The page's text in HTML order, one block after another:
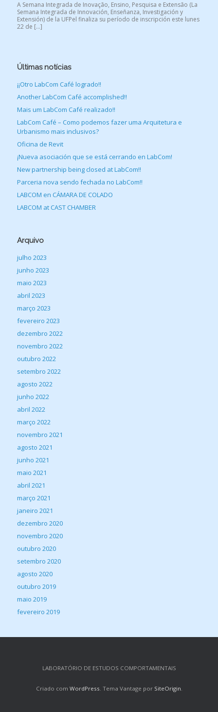
A Semana Integrada de Inovação, Ensino, Pesquisa e Extensão (La
Semana Integrada de Innovación, Enseñanza, Investigación y
Extensión) de la UFPel finaliza su período de inscripción este lunes
22 de […]
Últimas notícias
¡¡Otro LabCom Café logrado!!
Another LabCom Café accomplished!!
Mais um LabCom Café realizado!!
LabCom Café – Como podemos fazer uma Arquitetura e
Urbanismo mais inclusivos?
Oficina de Revit
¡Nueva asociación que se está cerrando en LabCom!
New partnership being closed at LabCom!!
Parceria nova sendo fechada no LabCom!!
LABCOM en CÁMARA DE COLADO
LABCOM at CAST CHAMBER
Arquivo
julho 2023
junho 2023
maio 2023
abril 2023
março 2023
fevereiro 2023
dezembro 2022
novembro 2022
outubro 2022
setembro 2022
agosto 2022
junho 2022
abril 2022
março 2022
novembro 2021
agosto 2021
junho 2021
maio 2021
abril 2021
março 2021
janeiro 2021
dezembro 2020
novembro 2020
outubro 2020
setembro 2020
agosto 2020
outubro 2019
maio 2019
fevereiro 2019
LABORATÓRIO DE ESTUDOS COMPORTAMENTAIS
Criado com WordPress. Tema Vantage por SiteOrigin.